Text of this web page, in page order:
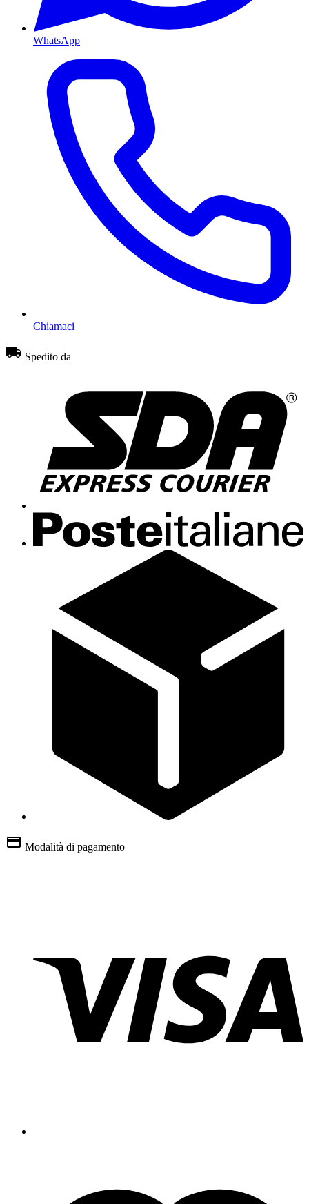
WhatsApp
Chiamaci
Spedito da
Modalità di pagamento